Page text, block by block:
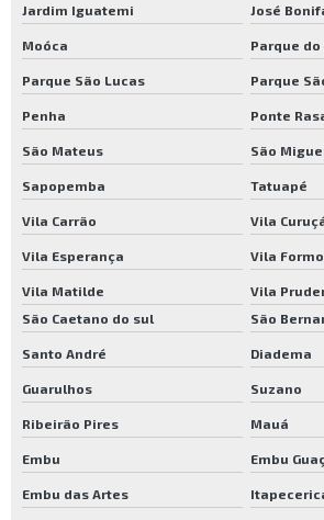
Cola pu para piso de madeira
Cola pu para piso de madeira preço
Cola pu para tacos
Fabflex impermeabilizante
Impermeabilizante para contrapiso
Loba verniz
Loja resina para piso de madeira
Prima piso duro
Primma verniz
Resina bona preço
Resina loba
Resina para piso de madeira
Resina para piso de madeira a base de água
Jardim Iguatemi José
Moóca Parque do
Parque São Lucas Parque
Penha Ponte
São Mateus São
Sapopemba Tatuapé
Vila Carrão Vila
Vila Esperança Vila
Vila Matilde
Vila
São Caetano do sul
São
Santo André Diadema
Guarulhos Suzano
Ribeirão Pires Mauá
Embu Embu
Embu das Artes